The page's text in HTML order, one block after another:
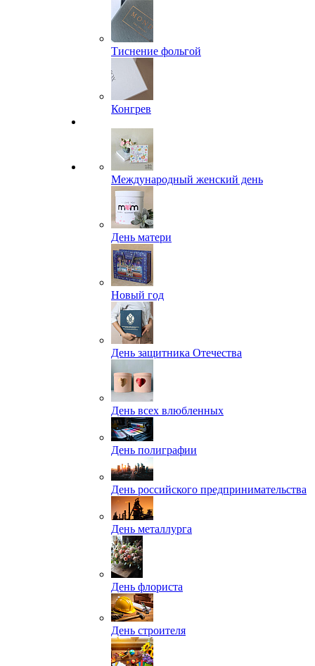
Тиснение фольгой
Конгрев
Международный женский день
День матери
Новый год
День защитника Отечества
День всех влюбленных
День полиграфии
День российского предпринимательства
День металлурга
День флориста
День строителя